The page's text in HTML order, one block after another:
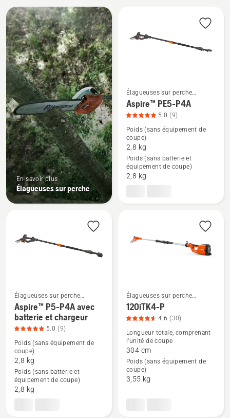
Tous
les
produits
En savoir plus
Élagueuses sur perche
Voir
de
détails
sur
Aspire™
produit
Élagueuses sur perche
électriques et sur batterie
Aspire™ PE5-P4A
5.0 (9)
Poids (sans équipement de
coupe)
2,8 kg
Poids (sans batterie et
équipement de coupe)
2,8 kg
Voir
plus
de
détails
sur
Aspire™
P5-
Élagueuses sur perche
électriques et sur batterie
Aspire™ P5-P4A avec
batterie et chargeur
5.0 (9)
Poids (sans équipement de
coupe)
2,8 kg
Poids (sans batterie et
équipement de coupe)
2,8 kg
Voir
plus
de
détails
sur
120iTK4-
Élagueuses sur perche
électriques et sur batterie
120iTK4-P
4.6 (30)
Longueur totale, comprenant
l'unité de coupe
304 cm
Poids (sans équipement de
coupe)
3,55 kg